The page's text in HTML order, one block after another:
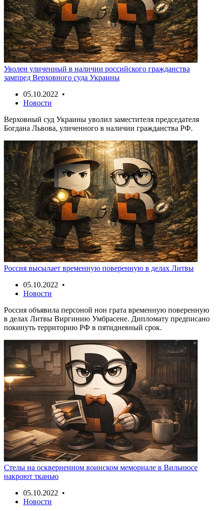
Уволен уличенный в наличии российского гражданства
зампред Верховного суда Украины
05.10.2022 •
Новости
Верховный суд Украины уволил заместителя председателя
Богдана Львова, уличенного в наличии гражданства РФ.
Россия высылает временную поверенную в делах Литвы
05.10.2022 •
Новости
Россия объявила персоной нон грата временную поверенную
в делах Литвы Виргинию Умбрасене. Дипломату предписано
покинуть территорию РФ в пятидневный срок.
Стелы на оскверненном воинском мемориале в Вильнюсе
накроют тканью
05.10.2022 •
Новости